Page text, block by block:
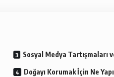
Sosyal Medya Tartışmaları
Doğayı Korumak İçin Ne